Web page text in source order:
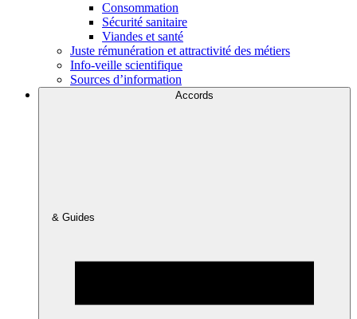
Consommation
Sécurité sanitaire
Viandes et santé
Juste rémunération et attractivité des métiers
Info-veille scientifique
Sources d’information
Accords
& Guides